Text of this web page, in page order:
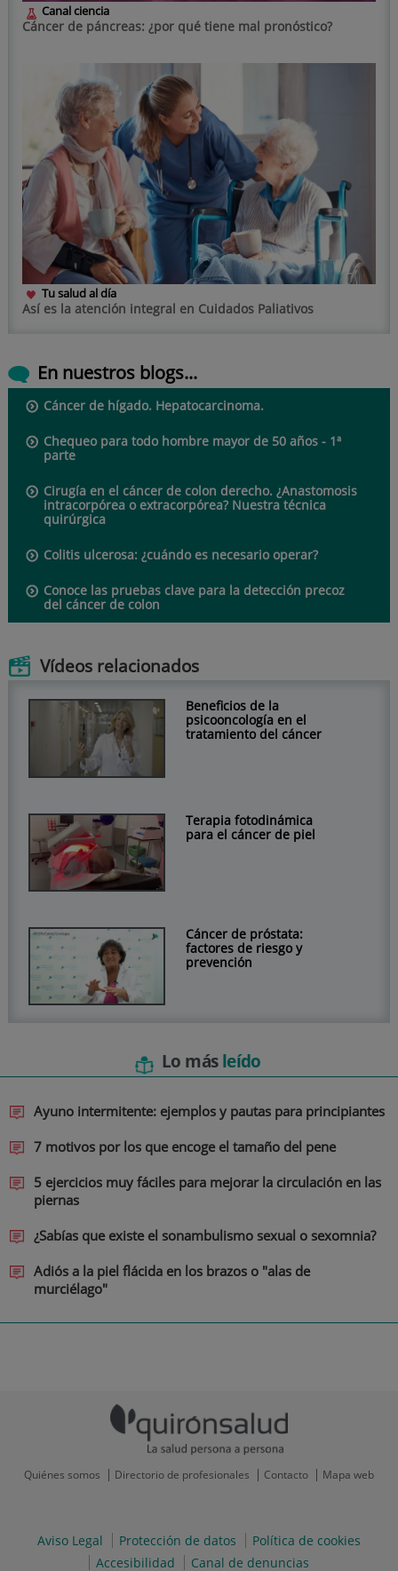
Canal ciencia
Cáncer de páncreas: ¿por qué tiene mal pronóstico?
Tu salud al día
Así es la atención integral en Cuidados Paliativos
En nuestros blogs...
Cáncer de hígado. Hepatocarcinoma.
Chequeo para todo hombre mayor de 50 años - 1ª
parte
Cirugía en el cáncer de colon derecho. ¿Anastomosis
intracorpórea o extracorpórea? Nuestra técnica
quirúrgica
Colitis ulcerosa: ¿cuándo es necesario operar?
Conoce las pruebas clave para la detección precoz
del cáncer de colon
Vídeos relacionados
Beneficios de la
psicooncología en el
tratamiento del cáncer
Terapia fotodinámica
para el cáncer de piel
Cáncer de próstata:
factores de riesgo y
prevención
Lo másleído
Ayuno intermitente: ejemplos y pautas para principiantes
7 motivos por los que encoge el tamaño del pene
5 ejercicios muy fáciles para mejorar la circulación en las
piernas
¿Sabías que existe el sonambulismo sexual o sexomnia?
Adiós a la piel flácida en los brazos o "alas de
murciélago"
Quiénes somos Directorio de profesionales Contacto Mapa web
Aviso Legal Protección de datos
Política de cookies
Accesibilidad
Canal de denuncias